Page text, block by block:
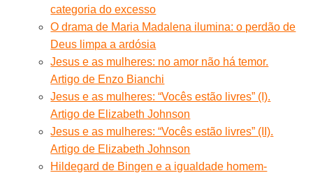
categoria do excesso
O drama de Maria Madalena ilumina: o perdão de
Deus limpa a ardósia
Jesus e as mulheres: no amor não há temor.
Artigo de Enzo Bianchi
Jesus e as mulheres: “Vocês estão livres” (I).
Artigo de Elizabeth Johnson
Jesus e as mulheres: “Vocês estão livres” (II).
Artigo de Elizabeth Johnson
Hildegard de Bingen e a igualdade homem-